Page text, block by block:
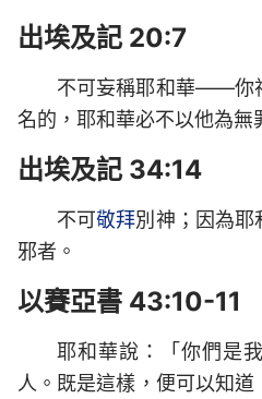
出埃及記 20:7
不可妄稱耶和華——你
名的，耶和華必不以他為無
出埃及記 34:14
不可敬拜別神；因為耶
邪者。
以賽亞書 43:10-11
耶和華說：「你們是
人。既是這樣，便可以知